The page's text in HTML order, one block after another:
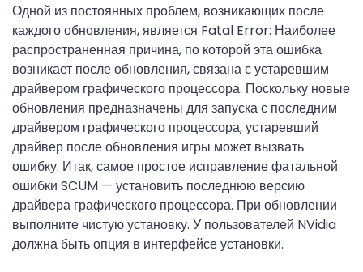
Одной из постоянных проблем, возникающих после
каждого обновления, является Fatal Error: Наиболее
распространенная причина, по которой эта ошибка
возникает после обновления, связана с устаревшим
драйвером графического процессора. Поскольку новые
обновления предназначены для запуска с последним
драйвером графического процессора, устаревший
драйвер после обновления игры может вызвать
ошибку. Итак, самое простое исправление фатальной
ошибки SCUM — установить последнюю версию
драйвера графического процессора. При обновлении
выполните чистую установку. У пользователей NVidia
должна быть опция в интерфейсе установки.